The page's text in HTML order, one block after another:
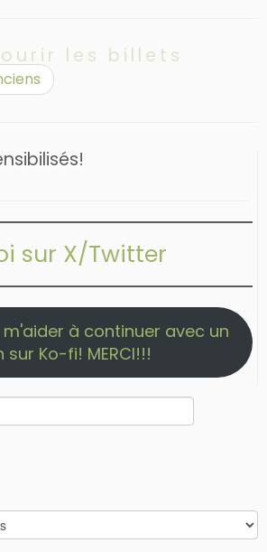
les billets
sur X/Twitter
à continuer avec un
sur Ko-fi! MERCI!!!